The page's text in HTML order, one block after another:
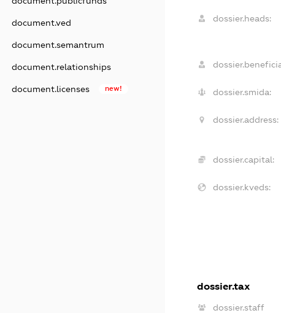
document.ved
document.semantrum
document.relationships
document.licenses new!
dossier.heads:
dossier.smida:
dossier.address:
dossier.capital:
dossier.kveds:
dossier.tax
dossier.staff